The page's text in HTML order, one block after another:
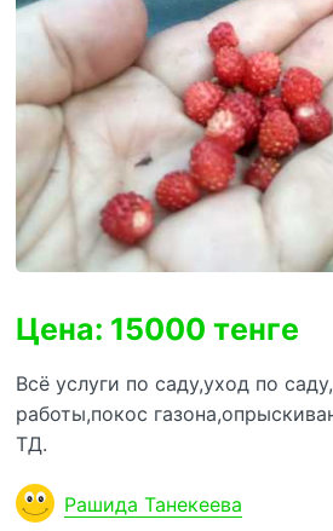
Цена: 15000 тенге
Всё услуги по саду,уход по
работы,покос
ТД.
Рашида Танекеева